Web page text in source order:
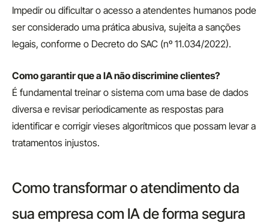
Impedir ou dificultar o acesso a atendentes humanos pode
ser considerado uma prática abusiva, sujeita a sanções
legais, conforme o Decreto do SAC (nº 11.034/2022).
Como garantir que a IA não discrimine clientes?
É fundamental treinar o sistema com uma base de dados
diversa e revisar periodicamente as respostas para
identificar e corrigir vieses algorítmicos que possam levar a
tratamentos injustos.
Como transformar o atendimento da
sua empresa com IA de forma segura